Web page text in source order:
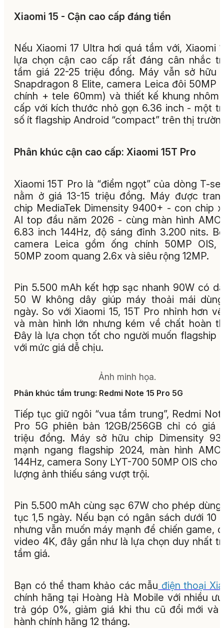
Xiaomi 15 - Cận cao cấp đáng tiền
Nếu Xiaomi 17 Ultra hơi quá tầm với, Xiaomi
lựa chọn cận cao cấp rất đáng cân nhắc
tầm giá 22-25 triệu đồng. Máy vẫn sở hữu
Snapdragon 8 Elite, camera Leica đôi 50MP
chính + tele 60mm) và thiết kế khung nhôm
cấp với kích thước nhỏ gọn 6.36 inch - một
số ít flagship Android “compact” trên thị
Phân khúc cận cao cấp: Xiaomi 15T Pro
Xiaomi 15T Pro là “điểm ngọt” của dòng T-
nằm ở giá 13-15 triệu đồng. Máy được
chip MediaTek Dimensity 9400+ - con chip
AI top đầu năm 2026 - cùng màn hình
6.83 inch 144Hz, độ sáng đỉnh 3.200 nits.
camera Leica gồm ống chính 50MP OIS,
50MP zoom quang 2.6x và siêu rộng 12MP.
Pin 5.500 mAh kết hợp sạc nhanh 90W có
50 W không dây giúp máy thoải mái
ngày. So với Xiaomi 15, 15T Pro nhỉnh hơn
và màn hình lớn nhưng kém về chất hoàn
Đây là lựa chọn tốt cho người muốn flagship
với mức giá dễ chịu.
Ảnh minh họa.
Phân khúc tầm trung: Redmi Note 15 Pro 5G
Tiếp tục giữ ngôi “vua tầm trung”, Redmi
Pro 5G phiên bản 12GB/256GB chỉ có giá
triệu đồng. Máy sở hữu chip Dimensity
mạnh ngang flagship 2024, màn hình
144Hz, camera Sony LYT-700 50MP OIS cho
lượng ảnh thiếu sáng vượt trội.
Pin 5.500 mAh cùng sạc 67W cho phép dùng
tục 1,5 ngày. Nếu bạn có ngân sách dưới 10
nhưng vẫn muốn máy mạnh để chiến game,
video 4K, đây gần như là lựa chọn duy nhất
tầm giá.
Bạn có thể tham khảo các mẫu điện thoại
chính hãng tại Hoàng Hà Mobile với nhiều
trả góp 0%, giảm giá khi thu cũ đổi mới và
hành chính hãng 12 tháng.